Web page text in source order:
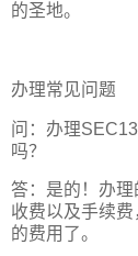
的圣地。
办理常见问题
问：办理
吗？
答：是的！办
收费以及手续
的费用了。